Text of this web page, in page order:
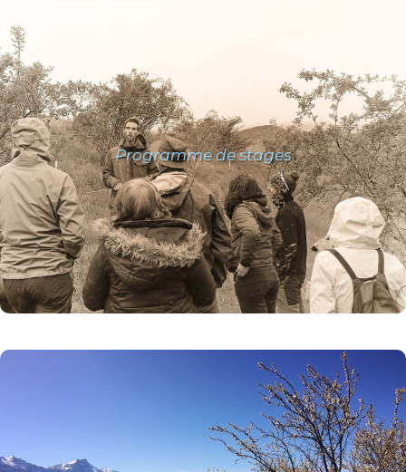
Programme de stages